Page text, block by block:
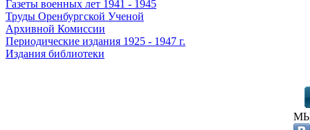
Газеты военных лет 1941 - 1945
Труды Оренбургской Ученой
Архивной Комиссии
Периодические издания 1925 - 1947 г.
Издания библиотеки